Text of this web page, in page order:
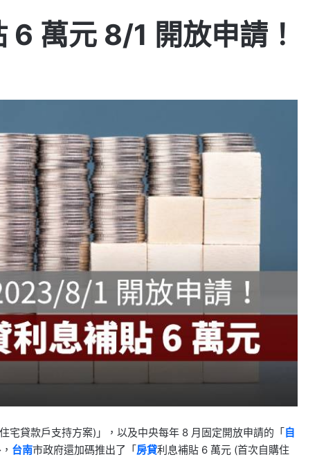
6 萬元 8/1 開放申請！
宅貸款戶支持方案)」，以及中央每年 8 月固定開放申請的「 自
台南市政府還加碼推出了「 房貸利息補貼 6 萬元 (首次自購住